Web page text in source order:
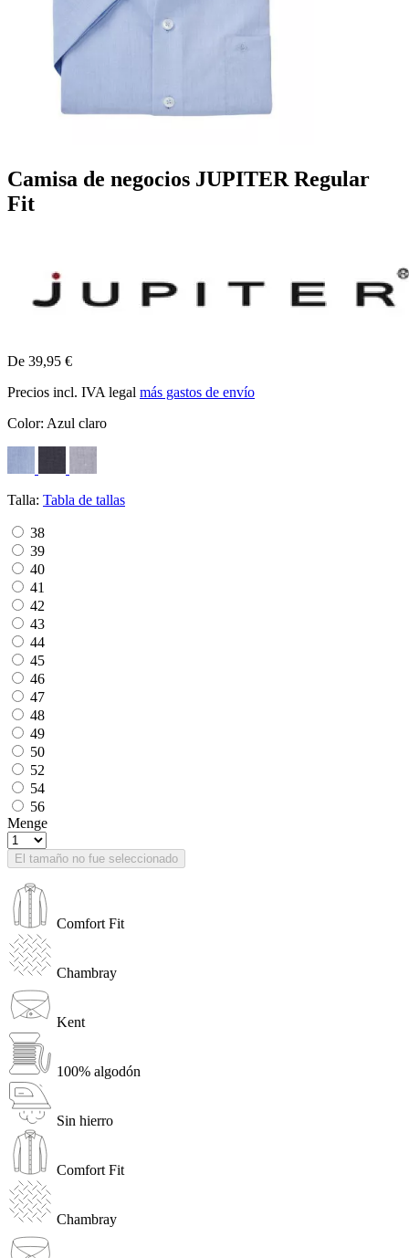
Camisa de negocios JUPITER Regular
Fit
De 39,95 €
Precios incl. IVA legal más gastos de envío
Color: Azul claro
Talla: Tabla de tallas
38
39
40
41
42
43
44
45
46
47
48
49
50
52
54
56
Menge
El tamaño no fue seleccionado
Comfort Fit
Chambray
Kent
100% algodón
Sin hierro
Comfort Fit
Chambray